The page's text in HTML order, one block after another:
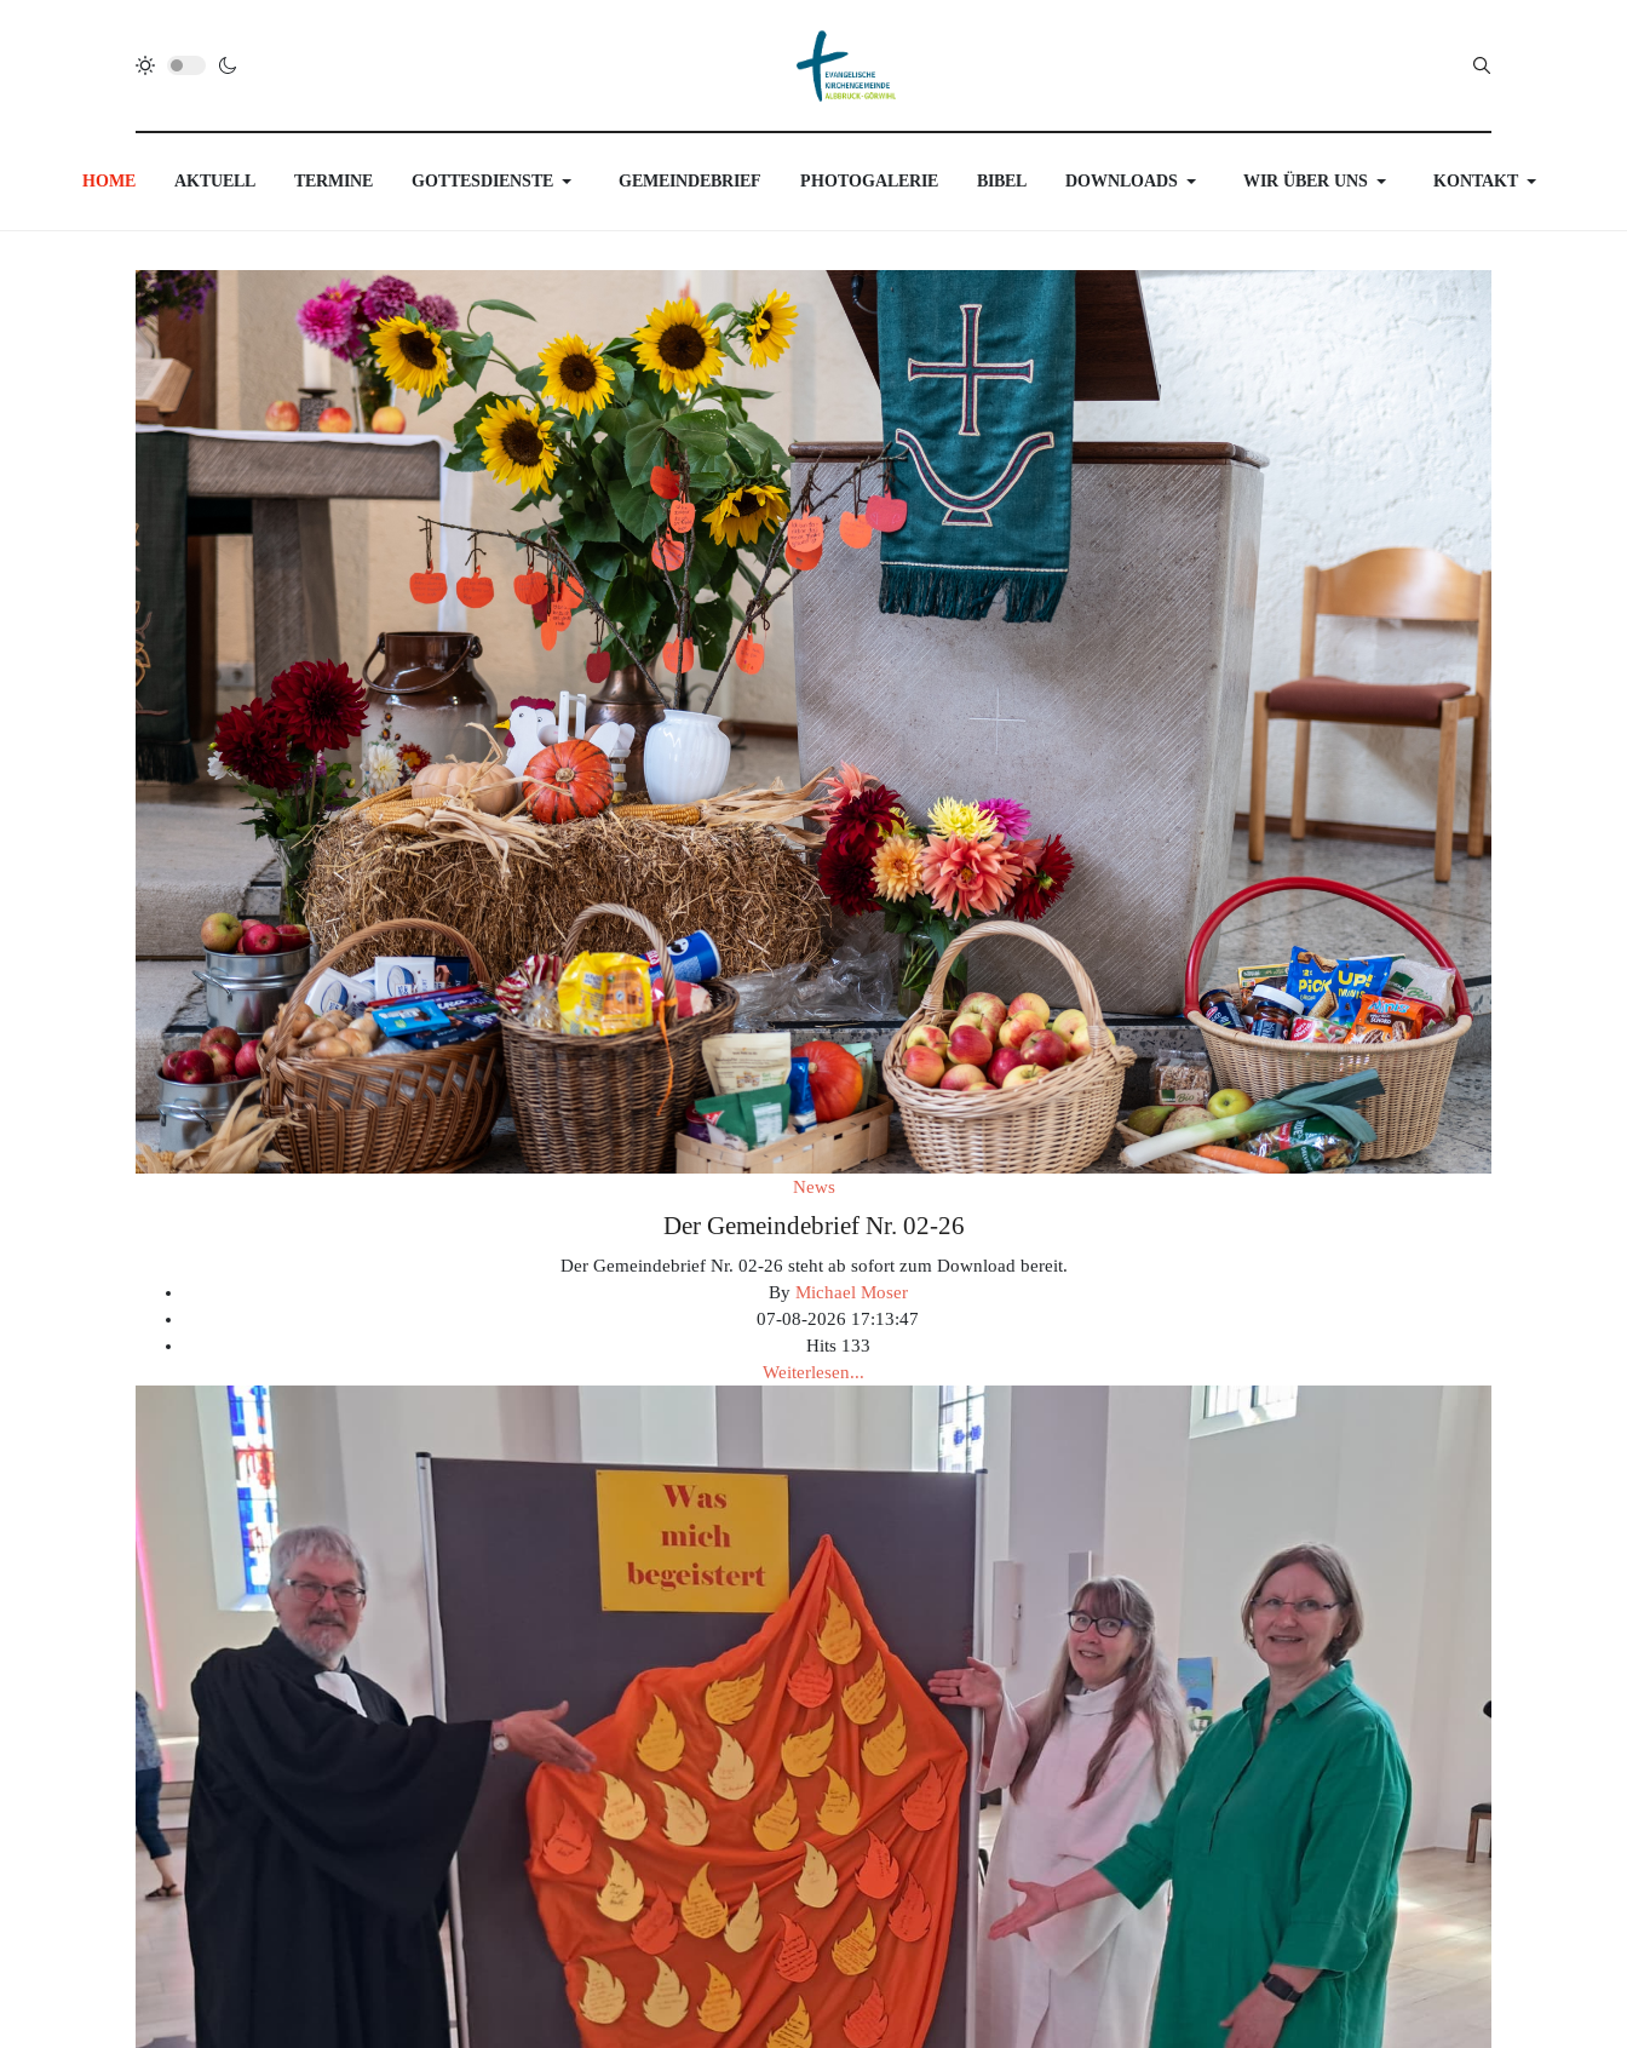
HOME AKTUELL TERMINE GOTTESDIENSTE GEMEINDEBRIEF PHOTOGALERIE BIBEL DOWNLOADS WIR ÜBER UNS KONTAKT
News
Der Gemeindebrief Nr. 02-26
Der Gemeindebrief Nr. 02-26 steht ab sofort zum Download bereit.
By Michael Moser
07-08-2026 17:13:47
Hits 133
Weiterlesen...